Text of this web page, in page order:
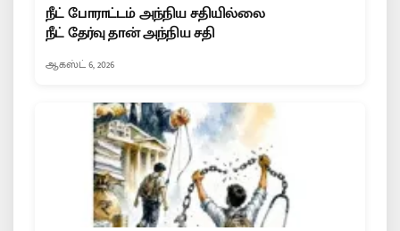
நீட் போராட்டம் அந்நிய சதியில்லை
நீட் தேர்வு தான் அந்நிய சதி
ஆகஸ்ட் 6, 2026